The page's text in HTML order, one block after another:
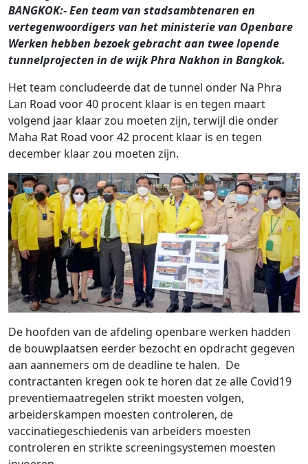
BANGKOK:- Een team van stadsambtenaren en
vertegenwoordigers van het ministerie van Openbare
Werken hebben bezoek gebracht aan twee lopende
tunnelprojecten in de wijk Phra Nakhon in Bangkok.
Het team concludeerde dat de tunnel onder Na Phra
Lan Road voor 40 procent klaar is en tegen maart
volgend jaar klaar zou moeten zijn, terwijl die onder
Maha Rat Road voor 42 procent klaar is en tegen
december klaar zou moeten zijn.
De hoofden van de afdeling openbare werken hadden
de bouwplaatsen eerder bezocht en opdracht gegeven
aan aannemers om de deadline te halen. De
contractanten kregen ook te horen dat ze alle Covid19
preventiemaatregelen strikt moesten volgen,
arbeiderskampen moesten controleren, de
vaccinatiegeschiedenis van arbeiders moesten
controleren en strikte screeningsystemen moesten